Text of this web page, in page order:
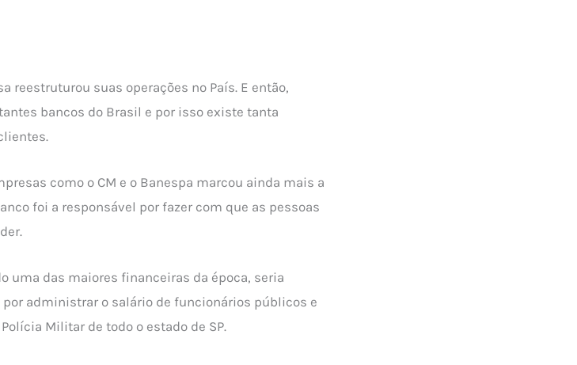
reestruturou suas operações no País. E então,
bancos do Brasil e por isso existe tanta
como o CM e o Banespa marcou ainda mais a
foi a responsável por fazer com que as pessoas
uma das maiores financeiras da época, seria
administrar o salário de funcionários públicos e
Militar de todo o estado de SP.